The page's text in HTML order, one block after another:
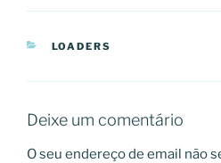
CATEGORIAS
LOADERS
Deixe um comentário
O seu endereço de email não